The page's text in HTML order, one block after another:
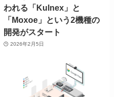
われる「Kulnex」と
「Moxoe」という2機種の
開発がスタート
2026年2月5日